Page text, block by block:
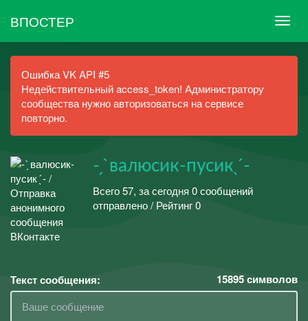
ВПОСТЕР
Ошибка VK API #5
Недействительный access_token! Администратору
сообщества нужно авторизоваться на сервисе
повторно.
- ̗ ̀валюсик-пусик ̖ ́-
Всего 57, за сегодня 0 сообщений
отправлено / Рейтинг 0
Текст сообщения: 15895символов